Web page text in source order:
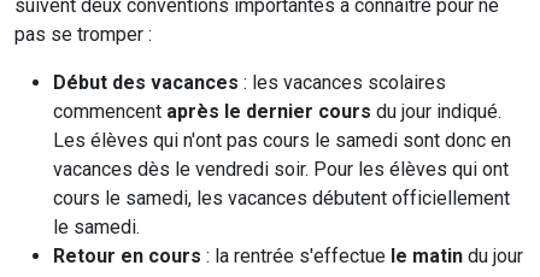
suivent deux conventions importantes à connaître pour ne
pas se tromper :
Début des vacances : les vacances scolaires
commencent après le dernier cours du jour indiqué.
Les élèves qui n'ont pas cours le samedi sont donc en
vacances dès le vendredi soir. Pour les élèves qui ont
cours le samedi, les vacances débutent officiellement
le samedi.
Retour en cours : la rentrée s'effectue le matin du jour